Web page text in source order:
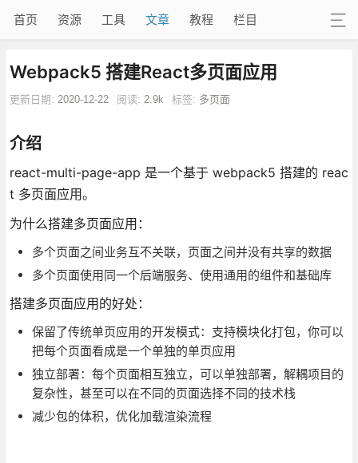
首页 资源 工具 文章 教程 栏目
Webpack5 搭建React多页面应用
更新日期: 2020-12-22 阅读: 2.9k 标签: 多页面
介绍
react-multi-page-app 是一个基于 webpack5 搭建的 reac
t 多页面应用。
为什么搭建多页面应用：
多个页面之间业务互不关联，页面之间并没有共享的数据
多个页面使用同一个后端服务、使用通用的组件和基础库
搭建多页面应用的好处：
保留了传统单页应用的开发模式：支持模块化打包，你可以
把每个页面看成是一个单独的单页应用
独立部署：每个页面相互独立，可以单独部署，解耦项目的
复杂性，甚至可以在不同的页面选择不同的技术栈
减少包的体积，优化加载渲染流程